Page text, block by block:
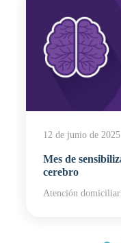
12 de junio de 2025
Mes de
cerebro
Atención